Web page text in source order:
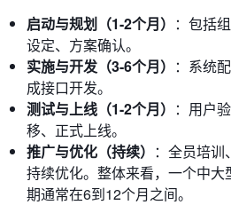
启动与规划（1-2个月） ：包括
设定、方案确认。
实施与开发（3-6个月） ：系统
成接口开发。
测试与上线（1-2个月） ：用户
移、正式上线。
推广与优化（持续） ：全员培
持续优化。整体来看，一个中
期通常在6到12个月之间。